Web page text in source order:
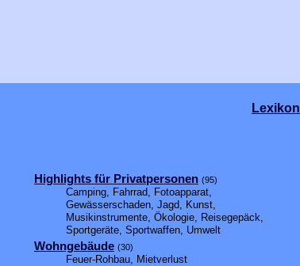
Lexikon
Highlights für Privatpersonen (95)
Camping, Fahrrad, Fotoapparat,
Gewässerschaden, Jagd, Kunst,
Musikinstrumente, Ökologie, Reisegepäck,
Sportgeräte, Sportwaffen, Umwelt
Wohngebäude (30)
Feuer-Rohbau, Mietverlust